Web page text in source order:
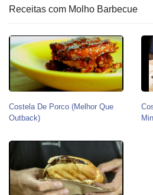
Receitas com Molho Barbecue
Costela De Porco (Melhor Que
Outback)